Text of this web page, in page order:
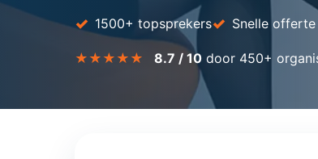
✓ 1500+ topsprekers✓ Snelle offerte
★★★★★ 8.7 / 10 door 450+